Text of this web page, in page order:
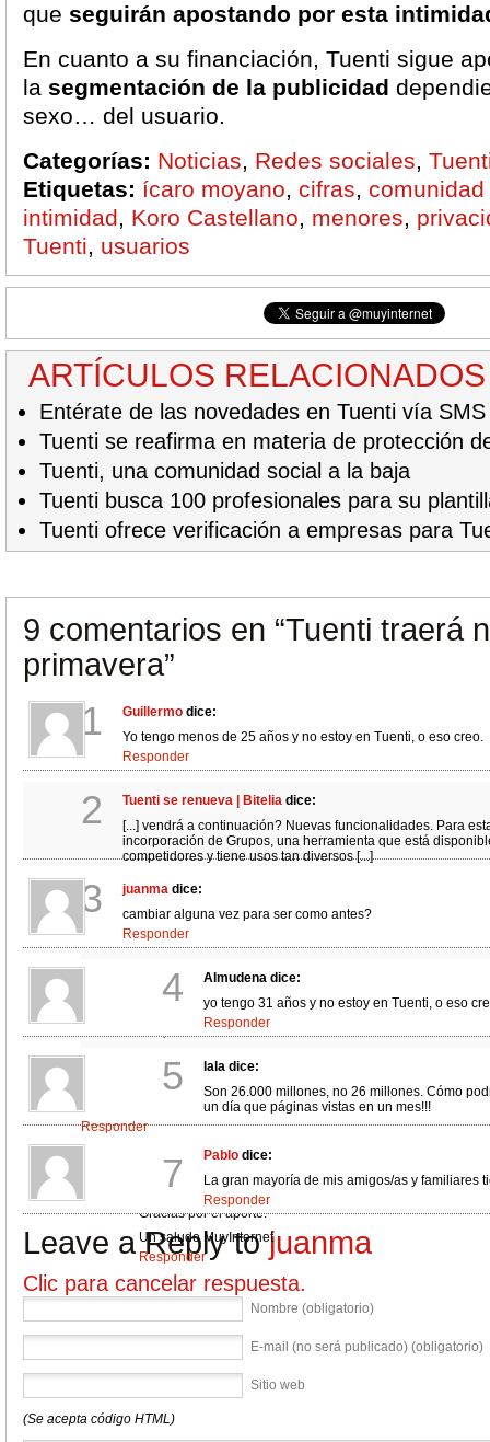
que seguirán apostando por esta
En cuanto a su financiación, Tuenti sigue
la segmentación de la publicidad
sexo… del usuario.
Categorías: Noticias, Redes sociales,
Etiquetas: ícaro moyano, cifras,
intimidad, Koro Castellano, menores,
Tuenti, usuarios
ARTÍCULOS RELACIONADOS
Entérate de las novedades en Tuenti vía SMS
Tuenti se reafirma en materia de protección
Tuenti, una comunidad social a la baja
Tuenti busca 100 profesionales para su
Tuenti ofrece verificación a empresas para
9 comentarios en “Tuenti traerá
primavera”
1 Guillermo dice:
Yo tengo menos de 25 años y no estoy en Tuenti, o eso creo.
Responder
2 Tuenti se renueva | Bitelia dice:
[...] vendrá a continuación? Nuevas funcionalidades. Para
incorporación de Grupos, una herramienta que está
competidores y tiene usos tan diversos [...]
Responder
3 juanma dice:
cambiar alguna vez para ser como antes?
Responder
Guillermo dice:
¿Te refieres a algo así?
http://www.viejo20.com/
Responder
4 Almudena dice:
yo tengo 31 años y no estoy en Tuenti, o eso
Responder
Guillermo dice:
¡Desconfía!
Responder
5 lala dice:
Son 26.000 millones, no 26 millones. Cómo
un día que páginas vistas en un mes!!!
Responder
Verónica Cabezudo
Efectivamente, lala.
Gracias por el aporte.
Un saludo MuyInternet
Responder
7 Pablo dice:
La gran mayoría de mis amigos/as y familiares
Responder
Leave a Reply tojuanma
Clic para cancelar respuesta.
Nombre (obligatorio)
E-mail (no será publicado) (obligatorio)
Sitio web
(Se acepta código HTML)